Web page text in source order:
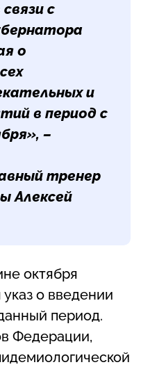
с
о
и
в период с
–
тренер
Алексей
октября
о введении
период.
Федерации,